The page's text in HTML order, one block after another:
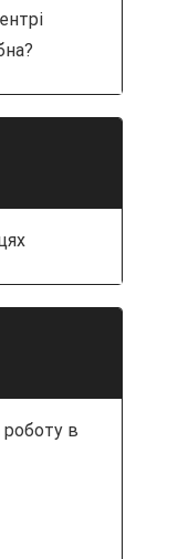
роботу в